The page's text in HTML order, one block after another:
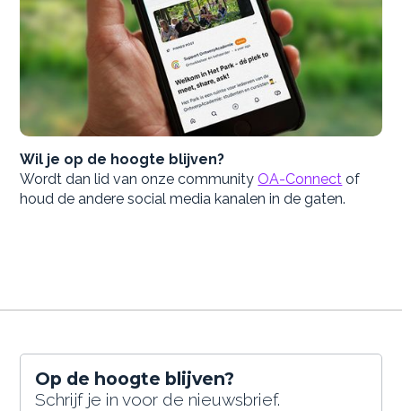
Wil je op de hoogte blijven?
Wordt dan lid van onze community OA-Connect of
houd de andere social media kanalen in de gaten.
Op de hoogte blijven?
Schrijf je in voor de nieuwsbrief.